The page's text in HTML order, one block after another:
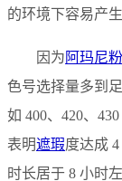
的环境下容易产
因为 阿玛尼
色号选择量多到
如 400、420、
表明遮瑕度达成
时长居于 8 小时